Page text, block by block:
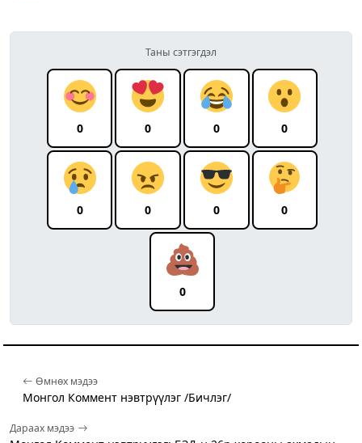
Таны сэтгэгдэл
0 0 0 0
0 0 0 0
0
Өмнөх мэдээ
Монгол Коммент нэвтрүүлэг /Бичлэг/
Дараах мэдээ